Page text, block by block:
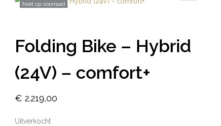
Niet op voorraad
Folding Bike – Hybrid
(24V) – comfort+
€ 2.219,00
Uitverkocht